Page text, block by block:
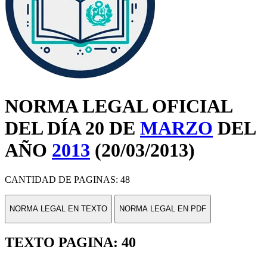
NORMA LEGAL OFICIAL
DEL DÍA 20 DE MARZO DEL
AÑO 2013 (20/03/2013)
CANTIDAD DE PAGINAS: 48
NORMA LEGAL EN TEXTO NORMA LEGAL EN PDF
TEXTO PAGINA: 40